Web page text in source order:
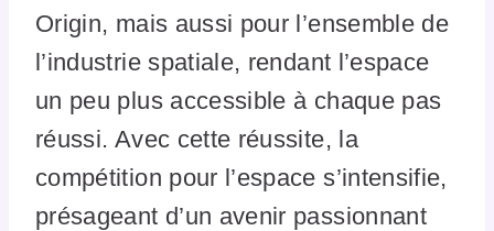
Origin, mais aussi pour l’ensemble de
l’industrie spatiale, rendant l’espace
un peu plus accessible à chaque pas
réussi. Avec cette réussite, la
compétition pour l’espace s’intensifie,
présageant d’un avenir passionnant